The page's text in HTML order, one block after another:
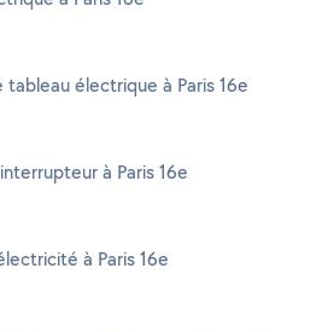
électrique à Paris 16e
à Paris 16e
à Paris 16e